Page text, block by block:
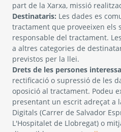
part de la Xarxa, missió
Destinataris: Les dades es
tractament que proveeixen els
responsable del tractament.
a altres categories de
previstos per la llei.
Drets de les persones
rectificació o supressió de les
oposició al tractament. Podeu
presentant un escrit adreçat a
Digitals (Carrer de Salvador
L'Hospitalet de Llobregat) o